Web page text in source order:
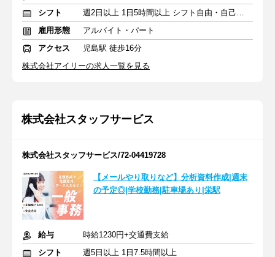
シフト
週2日以上 1日5時間以上 シフト自由・自己申告
雇用形態
アルバイト・パート
アクセス
児島駅 徒歩16分
株式会社アイリーの求人一覧を見る
株式会社スタッフサービス
株式会社スタッフサービス/72-04419728
【メールやり取りなど】分析資料作成|週末
の予定◎|学校勤務|駐車場あり|栄駅
給与
時給1230円+交通費支給
シフト
週5日以上 1日7.5時間以上